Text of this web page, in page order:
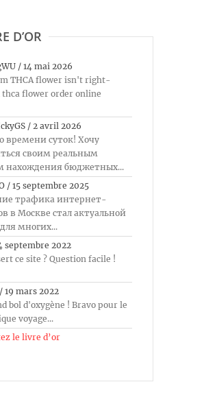
D’OR
/ 14 mai 2026
THCA flower isn't right-
thca flower order online
/ 2 avril 2026
времени суток! Хочу
своим реальным
нахождения бюджетных...
/ 15 septembre 2025
трафика интернет-
в Москве стал актуальной
многих...
septembre 2022
ce site ? Question facile !
/ 19 mars 2022
bol d'oxygène ! Bravo pour le
voyage...
le livre d’or